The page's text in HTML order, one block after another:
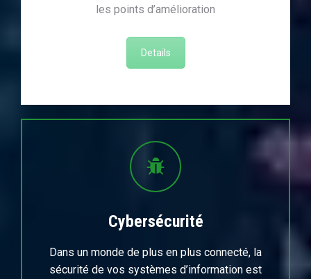
les points d’amélioration
Details
Cybersécurité
Dans un monde de plus en plus connecté, la
sécurité de vos systèmes d’information est